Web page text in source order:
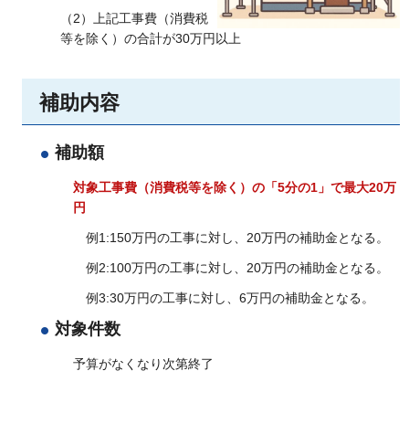
（2）上記工事費（消費税
等を除く）の合計が30万円以上
補助内容
補助額
対象工事費（消費税等を除く）の「5分の1」で最大20万
円
例1:150万円の工事に対し、20万円の補助金となる。
例2:100万円の工事に対し、20万円の補助金となる。
例3:30万円の工事に対し、6万円の補助金となる。
対象件数
予算がなくなり次第終了